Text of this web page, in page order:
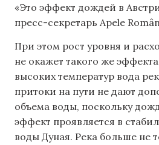
«Это эффект дождей в
пресс-секретарь Apele
При этом рост уровня и
не окажет такого же
высоких температур вода
притоки на пути не дают
объема воды, поскольку
эффект проявляется в
воды Дуная. Река больше не